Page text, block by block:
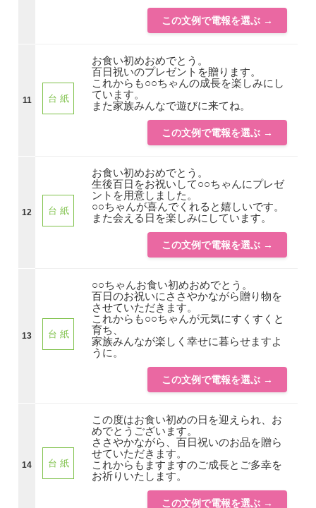
この文例で電報を選ぶ →
11 台 紙
お食い初めおめでとう。
百日祝いのプレゼントを贈ります。
これからも○○ちゃんの成長を楽しみにし
ています。
また家族みんなで遊びに来てね。
この文例で電報を選ぶ →
12 台 紙
お食い初めおめでとう。
生後百日をお祝いして○○ちゃんにプレゼ
ントを用意しました。
○○ちゃんが喜んでくれると嬉しいです。
また会える日を楽しみにしています。
この文例で電報を選ぶ →
13 台 紙
○○ちゃんお食い初めおめでとう。
百日のお祝いにささやかながら贈り物を
させていただきます。
これからも○○ちゃんが元気にすくすくと
育ち、
家族みんなが楽しく幸せに暮らせますよ
うに。
この文例で電報を選ぶ →
14 台 紙
この度はお食い初めの日を迎えられ、お
めでとうございます。
ささやかながら、百日祝いのお品を贈ら
せていただきます。
これからもますますのご成長とご多幸を
お祈りいたします。
この文例で電報を選ぶ →